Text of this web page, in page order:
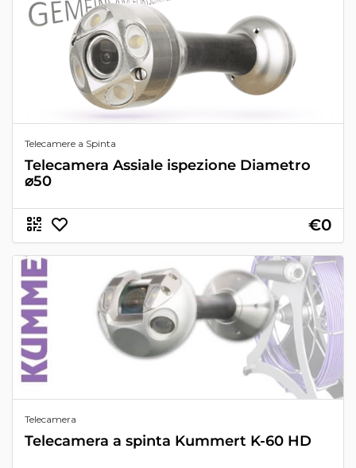
Telecamere a Spinta
Telecamera Assiale ispezione Diametro
⌀50
€0
Telecamera
Telecamera a spinta Kummert K-60 HD